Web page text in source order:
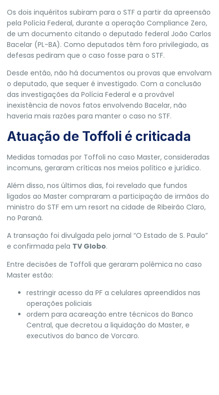
Os dois inquéritos subiram para o STF a partir da apreensão
pela Polícia Federal, durante a operação Compliance Zero,
de um documento citando o deputado federal João Carlos
Bacelar (PL-BA). Como deputados têm foro privilegiado, as
defesas pediram que o caso fosse para o STF.
Desde então, não há documentos ou provas que envolvam
o deputado, que sequer é investigado. Com a conclusão
das investigações da Polícia Federal e a provável
inexistência de novos fatos envolvendo Bacelar, não
haveria mais razões para manter o caso no STF.
Atuação de Toffoli é criticada
Medidas tomadas por Toffoli no caso Master, consideradas
incomuns, geraram críticas nos meios político e jurídico.
Além disso, nos últimos dias, foi revelado que fundos
ligados ao Master compraram a participação de irmãos do
ministro do STF em um resort na cidade de Ribeirão Claro,
no Paraná.
A transação foi divulgada pelo jornal “O Estado de S. Paulo”
e confirmada pela TV Globo.
Entre decisões de Toffoli que geraram polêmica no caso
Master estão:
restringir acesso da PF a celulares apreendidos nas
operações policiais
ordem para acareação entre técnicos do Banco
Central, que decretou a liquidação do Master, e
executivos do banco de Vorcaro.